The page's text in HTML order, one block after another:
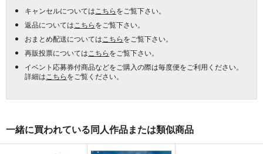
キャンセルについては こちらをご覧下さい。
返品については こちらをご覧下さい。
おまとめ配送については こちらをご覧下さい。
再販投票については こちらをご覧下さい。
イベント応募券付商品などをご購入の際は毎度便をご利用ください。
詳細は こちらをご覧ください。
一緒に買われている同人作品または類似商品